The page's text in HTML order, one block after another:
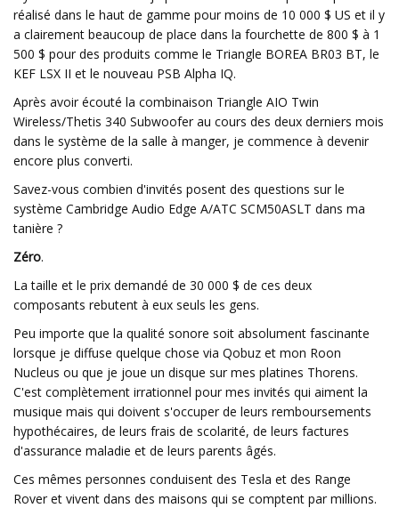
réalisé dans le haut de gamme pour moins de 10 000 $ US et il y
a clairement beaucoup de place dans la fourchette de 800 $ à 1
500 $ pour des produits comme le Triangle BOREA BR03 BT, le
KEF LSX II et le nouveau PSB Alpha IQ.
Après avoir écouté la combinaison Triangle AIO Twin
Wireless/Thetis 340 Subwoofer au cours des deux derniers mois
dans le système de la salle à manger, je commence à devenir
encore plus converti.
Savez-vous combien d'invités posent des questions sur le
système Cambridge Audio Edge A/ATC SCM50ASLT dans ma
tanière ?
Zéro.
La taille et le prix demandé de 30 000 $ de ces deux
composants rebutent à eux seuls les gens.
Peu importe que la qualité sonore soit absolument fascinante
lorsque je diffuse quelque chose via Qobuz et mon Roon
Nucleus ou que je joue un disque sur mes platines Thorens.
C'est complètement irrationnel pour mes invités qui aiment la
musique mais qui doivent s'occuper de leurs remboursements
hypothécaires, de leurs frais de scolarité, de leurs factures
d'assurance maladie et de leurs parents âgés.
Ces mêmes personnes conduisent des Tesla et des Range
Rover et vivent dans des maisons qui se comptent par millions.